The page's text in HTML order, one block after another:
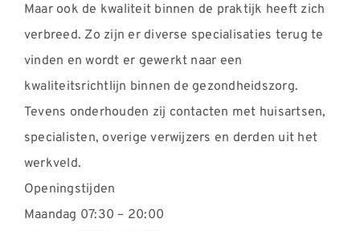
Maar ook de kwaliteit binnen de praktijk heeft zich
verbreed. Zo zijn er diverse specialisaties terug te
vinden en wordt er gewerkt naar een
kwaliteitsrichtlijn binnen de gezondheidszorg.
Tevens onderhouden zij contacten met huisartsen,
specialisten, overige verwijzers en derden uit het
werkveld.
Openingstijden
Maandag 07:30 – 20:00